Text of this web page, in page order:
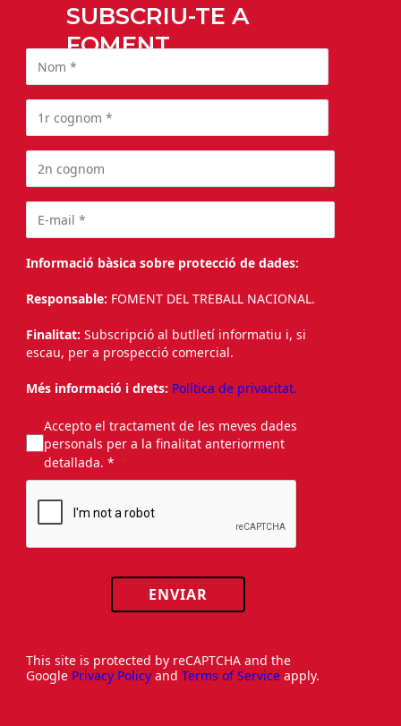
SUBSCRIU-TE A
FOMENT
Informació bàsica sobre protecció de dades:
Responsable: FOMENT DEL TREBALL NACIONAL.
Finalitat: Subscripció al butlletí informatiu i, si
escau, per a prospecció comercial.
Més informació i drets: Política de privacitat.
Accepto el tractament de les meves dades
personals per a la finalitat anteriorment
detallada. *
ENVIAR
This site is protected by reCAPTCHA and the
Google Privacy Policy and Terms of Service apply.